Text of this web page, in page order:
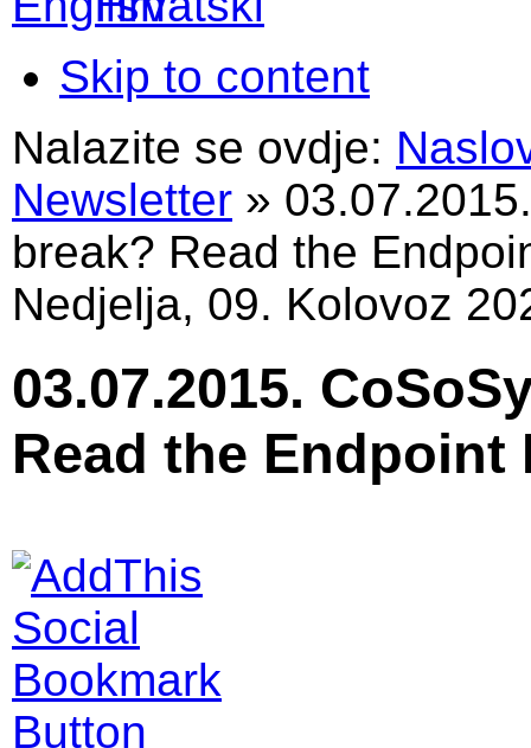
Skip to content
Nalazite se ovdje:
Newsletter »
break? Read the
Nedjelja, 09. Kolovoz
03.07.2015.
Read the